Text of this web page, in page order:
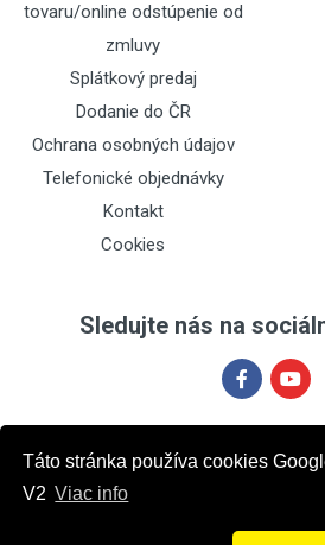
Táto stránka používa cookies
V2 Viac info
tovaru/online odstúpenie od
zmluvy
Splátkový predaj
Dodanie do ČR
Ochrana osobných údajov
Telefonické objednávky
Kontakt
Cookies
Sledujte nás na